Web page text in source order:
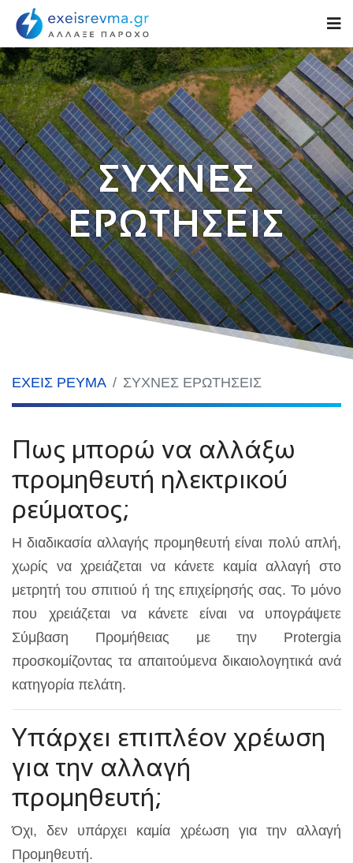
ΣΥΧΝΕΣ
ΕΡΩΤΗΣΕΙΣ
ΕΧΕΙΣ ΡΕΥΜΑ ΣΥΧΝΕΣ ΕΡΩΤΗΣΕΙΣ
Πως μπορώ να αλλάξω
προμηθευτή ηλεκτρικού
ρεύματος;
Η διαδικασία αλλαγής προμηθευτή είναι πολύ απλή,
χωρίς να χρειάζεται να κάνετε καμία αλλαγή στο
μετρητή του σπιτιού ή της επιχείρησής σας. Το μόνο
που χρειάζεται να κάνετε είναι να υπογράψετε
Σύμβαση Προμήθειας με την Protergia
προσκομίζοντας τα απαιτούμενα δικαιολογητικά ανά
κατηγορία πελάτη.
Υπάρχει επιπλέον χρέωση
για την αλλαγή
προμηθευτή;
Όχι, δεν υπάρχει καμία χρέωση για την αλλαγή
Προμηθευτή.